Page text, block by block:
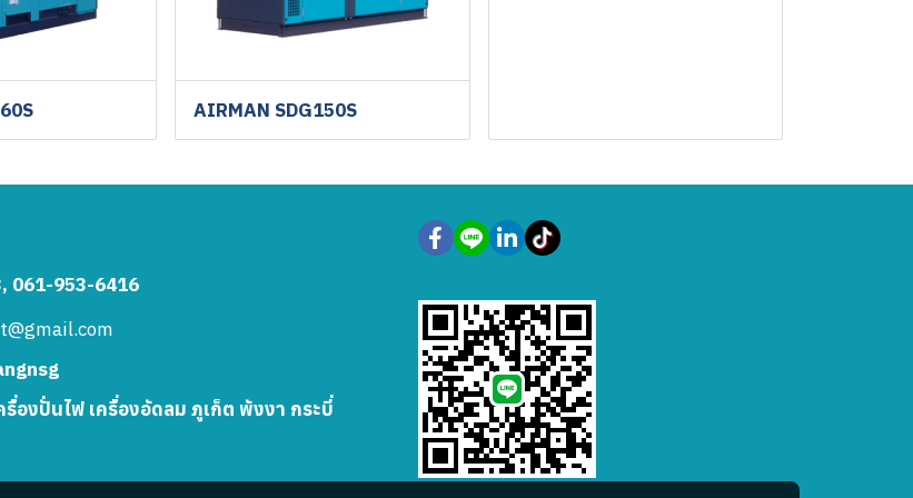
AIRMAN SDG150S
061-953-6416
รื่องปั่นไฟ เครื่องอัดลม ภูเก็ต พังงา กระบี่